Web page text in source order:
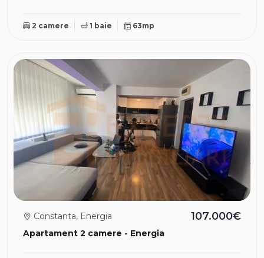
2 camere 1 baie 63mp
Apartament 2 camere - Energia
Constanta, Energia 107.000€